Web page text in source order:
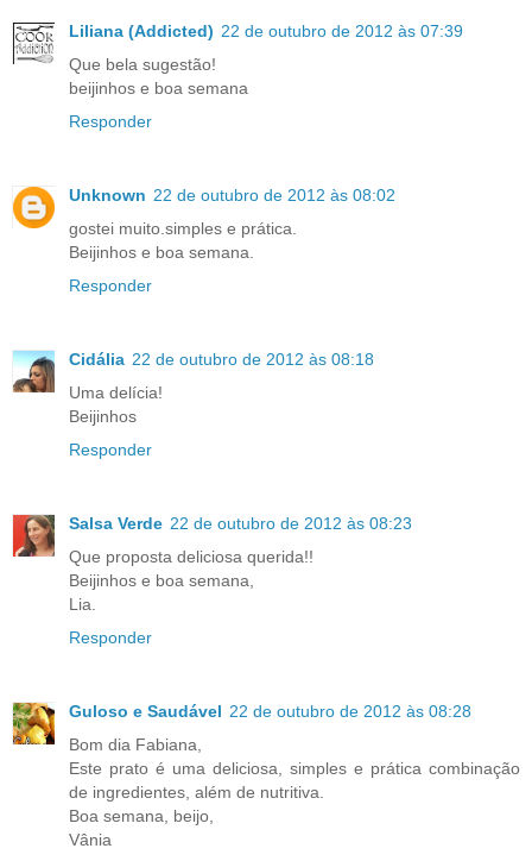
Liliana (Addicted) 22 de outubro de 2012 às 07:39
Que bela sugestão!
beijinhos e boa semana
Responder
Unknown 22 de outubro de 2012 às 08:02
gostei muito.simples e prática.
Beijinhos e boa semana.
Responder
Cidália 22 de outubro de 2012 às 08:18
Uma delícia!
Beijinhos
Responder
Salsa Verde 22 de outubro de 2012 às 08:23
Que proposta deliciosa querida!!
Beijinhos e boa semana,
Lia.
Responder
Guloso e Saudável 22 de outubro de 2012 às 08:28
Bom dia Fabiana,
Este prato é uma deliciosa, simples e prática combinação
de ingredientes, além de nutritiva.
Boa semana, beijo,
Vânia